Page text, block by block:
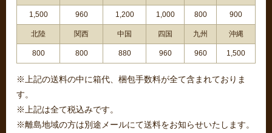
1,500 960 1,200 1,000 800 900
北陸 関西 中国 四国 九州 沖縄
800 800 880 960 960 1,500
※上記の送料の中に箱代、梱包手数料が全て含まれておりま
す。
※上記は全て税込みです。
※離島地域の方は別途メールにて送料をお知らせいたします。